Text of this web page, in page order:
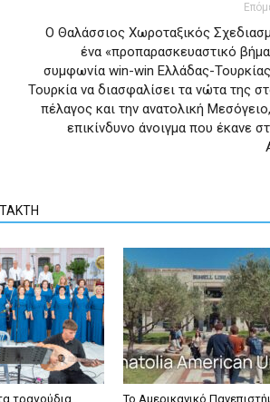
Ο Θαλάσσιος Χωροταξικός
ένα «προπαρασκευαστικό
συμφωνία win-win Ελλάδας-
Τουρκία να διασφαλίσει τα νώτα της
πέλαγος και την ανατολική
επικίνδυνο άνοιγμα που έκανε
τραγούδια Το Αμερικανικό